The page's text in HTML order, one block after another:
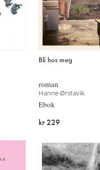
Bli hos meg
roman
Hanne Ørstavik
Ebok
kr 229